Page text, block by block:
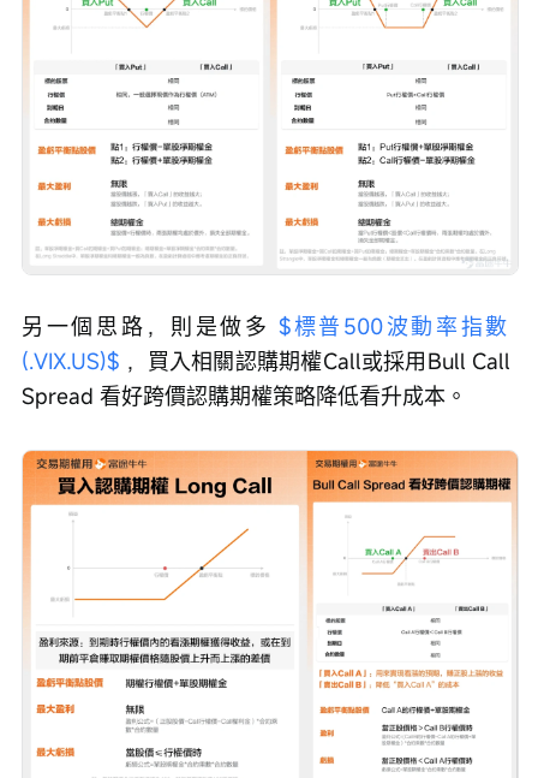
另一個思路，則是做多 $標普500波動率指數
(.VIX.US)$ ，買入相關認購期權Call或採用Bull Call
Spread 看好跨價認購期權策略降低看升成本。